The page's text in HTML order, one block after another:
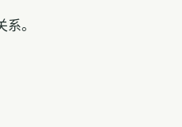
。